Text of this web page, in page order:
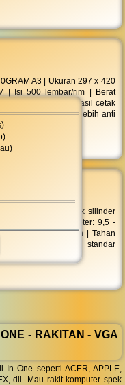
A3 | Ukuran 297 x 420
| Isi 500 lembar/rim | Berat
cerah dan bersih | Hasil cetak
ramah di printer lebih anti
AAA 2'S berbentuk silinder
44,5 mm | Diameter: 9,5 -
| Jumlah: 2 buah | Tahan
ini telah memenuhi standar
- RAKITAN - VGA
One seperti ACER, APPLE,
dll. Mau rakit komputer spek